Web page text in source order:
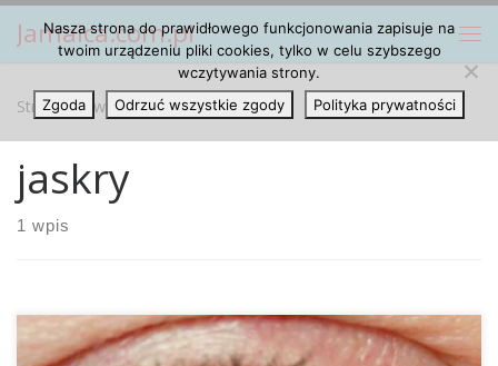
Przejdź do treści
Jamaica.com.pl
Strona główna » jaskry
jaskry
1 wpis
Nasza strona do prawidłowego funkcjonowania zapisuje na
twoim urządzeniu pliki cookies, tylko w celu szybszego
wczytywania strony.
Zgoda
Odrzuć wszystkie zgody Polityka prywatności